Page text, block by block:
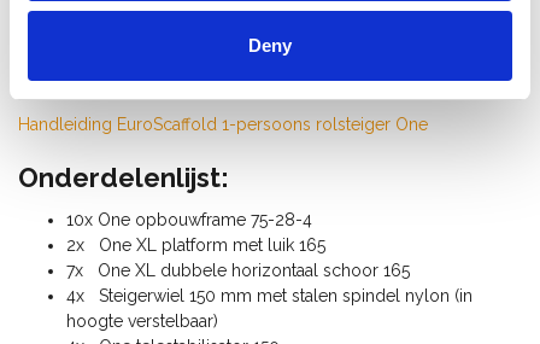
Deny
eenvoudig te verplaatsen, wat het ideaal maakt voor kleinere
klussen op moeilijk bereikbare plaatsen.
Handleiding EuroScaffold 1-persoons rolsteiger One
Onderdelenlijst:
10x One opbouwframe 75-28-4
2x One XL platform met luik 165
7x One XL dubbele horizontaal schoor 165
4x Steigerwiel 150 mm met stalen spindel nylon (in
hoogte verstelbaar)